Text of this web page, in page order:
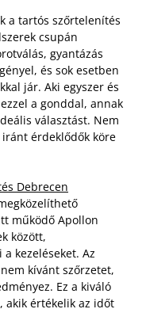
a tartós szőrtelenítés
csupán
gyantázás
és sok esetben
jár. Aki egyszer és
a gonddal, annak
választást. Nem
érdeklődők köre
Debrecen
működő Apollon
között,
kezeléseket. Az
kívánt szőrzetet,
Ez a kiváló
akik értékelik az időt